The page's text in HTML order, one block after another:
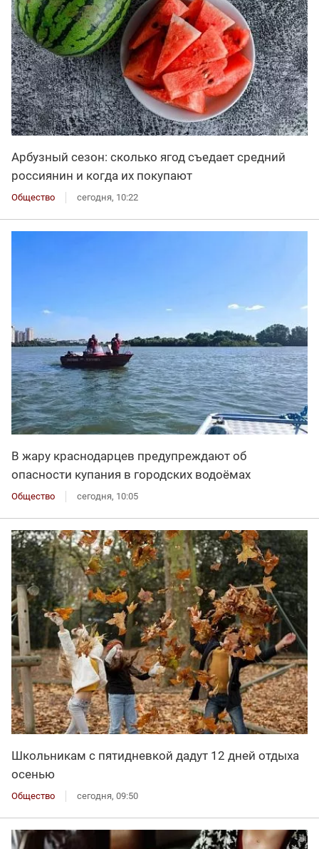
Арбузный сезон: сколько ягод съедает средний
россиянин и когда их покупают
Общество сегодня, 10:22
В жару краснодарцев предупреждают об
опасности купания в городских водоёмах
Общество сегодня, 10:05
Школьникам с пятидневкой дадут 12 дней отдыха
осенью
Общество сегодня, 09:50